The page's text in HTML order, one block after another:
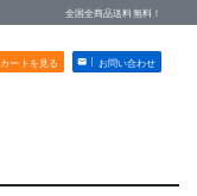
カートを見る お問い合わせ
全国全商品送料無料！